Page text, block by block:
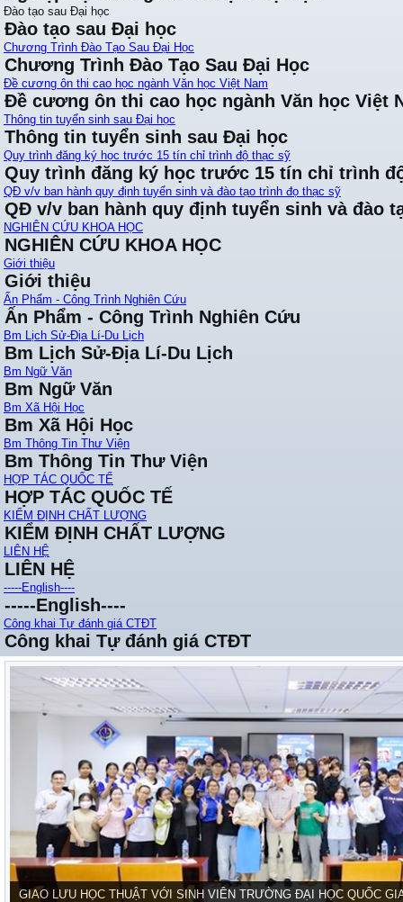
Đào tạo sau Đại học
Đào tạo sau Đại học
Chương Trình Đào Tạo Sau Đại Học
Chương Trình Đào Tạo Sau Đại Học
Đề cương ôn thi cao học ngành Văn học Việt Nam
Đề cương ôn thi cao học ngành Văn học Việt
Thông tin tuyển sinh sau Đại học
Thông tin tuyển sinh sau Đại học
Quy trình đăng ký học trước 15 tín chỉ trình độ thạc sỹ
Quy trình đăng ký học trước 15 tín chỉ trình
QĐ v/v ban hành quy định tuyển sinh và đào tạo trình đọ thạc sỹ
QĐ v/v ban hành quy định tuyển sinh và đào
NGHIÊN CỨU KHOA HỌC
NGHIÊN CỨU KHOA HỌC
Giới thiệu
Giới thiệu
Ấn Phẩm - Công Trình Nghiên Cứu
Ấn Phẩm - Công Trình Nghiên Cứu
Bm Lịch Sử-Địa Lí-Du Lịch
Bm Lịch Sử-Địa Lí-Du Lịch
Bm Ngữ Văn
Bm Ngữ Văn
Bm Xã Hội Học
Bm Xã Hội Học
Bm Thông Tin Thư Viện
Bm Thông Tin Thư Viện
HỢP TÁC QUỐC TẾ
HỢP TÁC QUỐC TẾ
KIỂM ĐỊNH CHẤT LƯỢNG
KIỂM ĐỊNH CHẤT LƯỢNG
LIÊN HỆ
LIÊN HỆ
-----English----
-----English----
Công khai Tự đánh giá CTĐT
Công khai Tự đánh giá CTĐT
GIAO LƯU HỌC THUẬT VỚI SINH VIÊN TRƯỜNG ĐẠI HỌC QUỐC